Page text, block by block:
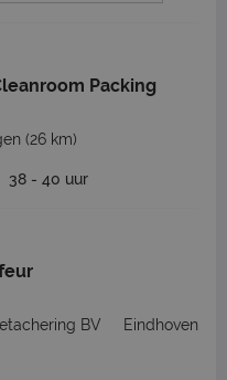
Packing
(26 km)
38 - 40 uur
BV
Eindhoven